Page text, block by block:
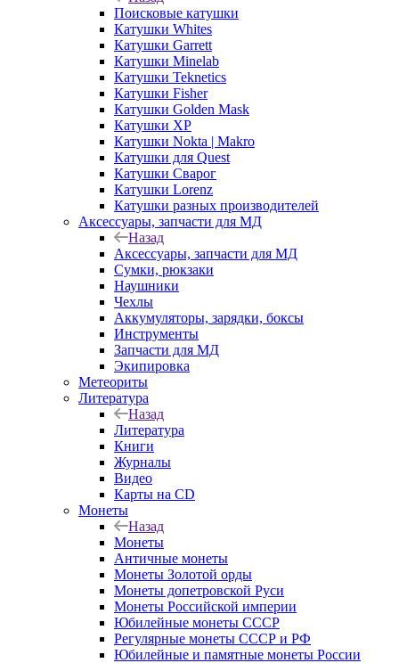
Поисковые катушки
Катушки Whites
Катушки Garrett
Катушки Minelab
Катушки Teknetics
Катушки Fisher
Катушки Golden Mask
Катушки XP
Катушки Nokta | Makro
Катушки для Quest
Катушки Сварог
Катушки Lorenz
Катушки разных производителей
Аксессуары, запчасти для МД
Назад
Аксессуары, запчасти для МД
Сумки, рюкзаки
Наушники
Чехлы
Аккумуляторы, зарядки, боксы
Инструменты
Запчасти для МД
Экипировка
Метеориты
Литература
Назад
Литература
Книги
Журналы
Видео
Карты на CD
Монеты
Назад
Монеты
Античные монеты
Монеты Золотой орды
Монеты допетровской Руси
Монеты Российской империи
Юбилейные монеты СССР
Регулярные монеты СССР и РФ
Юбилейные и памятные монеты России